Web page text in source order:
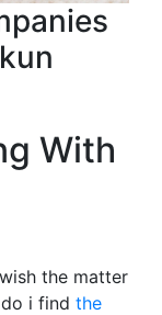
With
the matter
i find the